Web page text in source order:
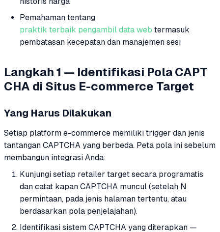
Pemahaman tentang
praktik terbaik pengambil data web termasuk
pembatasan kecepatan dan manajemen sesi
Langkah 1 — Identifikasi Pola CAPT
CHA di Situs E-commerce Target
Yang Harus Dilakukan
Setiap platform e-commerce memiliki trigger dan jenis
tantangan CAPTCHA yang berbeda. Peta pola ini sebelum
membangun integrasi Anda:
Kunjungi setiap retailer target secara programatis
dan catat kapan CAPTCHA muncul (setelah N
permintaan, pada jenis halaman tertentu, atau
berdasarkan pola penjelajahan).
Identifikasi sistem CAPTCHA yang diterapkan —